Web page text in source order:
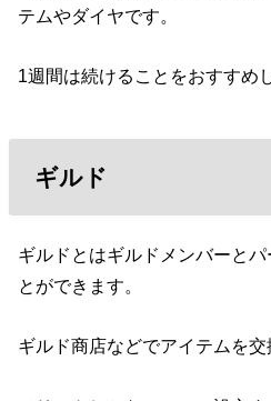
テムやダイヤです。
1週間は続けることをおすすめ
ギルド
ギルドとはギルドメンバーと
とができます。
ギルド商店などでアイテムを交